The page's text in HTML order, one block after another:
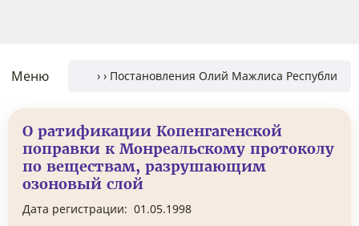
Меню
О ратификации Копенгагенской
поправки к Монреальскому протоколу
по веществам, разрушающим
озоновый слой
Дата регистрации: 01.05.1998